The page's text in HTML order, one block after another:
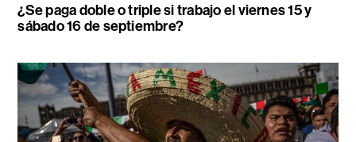
¿Se paga doble o triple si trabajo el viernes 15 y
sábado 16 de septiembre?